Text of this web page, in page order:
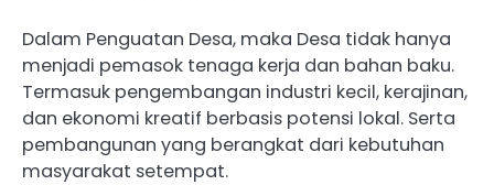
Dalam Penguatan Desa, maka Desa tidak hanya
menjadi pemasok tenaga kerja dan bahan baku.
Termasuk pengembangan industri kecil, kerajinan,
dan ekonomi kreatif berbasis potensi lokal. Serta
pembangunan yang berangkat dari kebutuhan
masyarakat setempat.